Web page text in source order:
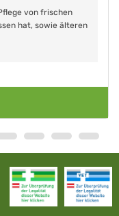
von frischen
hat, sowie älteren